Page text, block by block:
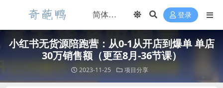
登录
小红书无货源陪跑营：从0-1从开店到爆单 单店
30万销售额（更至8月-36节课）
2023-11-25 项目分享